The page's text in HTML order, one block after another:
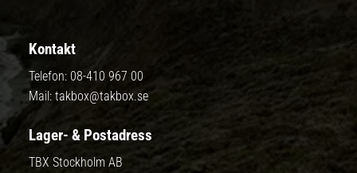
Kontakt
Telefon: 08-410 967 00
Mail: takbox@takbox.se
Lager- & Postadress
TBX Stockholm AB